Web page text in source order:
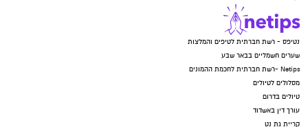
נטיפס - רשת חברתית לטיפים והמלצות
שערים חשמליים בבאר שבע
Netips -רשת חברתית לחכמת ההמונים
מסלולים לטיולים
טיולים בדרום
עורך דין באשדוד
קריית גת נט